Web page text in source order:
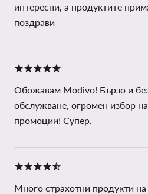
интересни, а продуктите
поздрави
Обожавам Modivo! Бързо и
обслужване, огромен избор
промоции! Супер.
Много страхотни продукти на